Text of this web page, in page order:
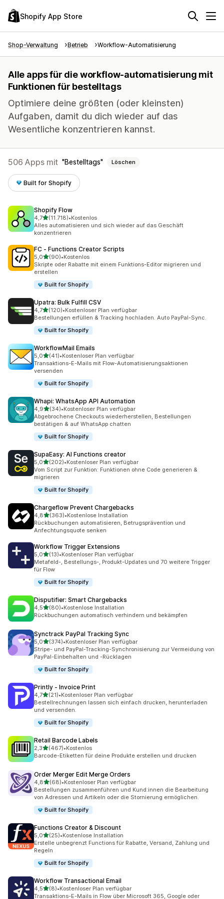
Shopify App Store
Shop-Verwaltung Betrieb Workflow-Automatisierung
Alle apps für die workflow-automatisierung mit
Funktionen für bestelltags
Optimiere deine größten (oder kleinsten)
Aufgaben, damit du dich wieder auf das
Wesentliche konzentrieren kannst.
506 Apps mit Bestelltags Löschen
Built for Shopify
Shopify Flow
4,7von 5 Sternen
(11.718)
11718 Rezensionen insgesamt
•Kostenlos
Alles automatisieren und sich wieder auf das Geschäft
konzentrieren
FC ‑ Functions Creator Scripts
5,0von 5 Sternen
(90)
90 Rezensionen insgesamt
•Kostenlos
Skripte oder Rabatte mit einem Funktions-Editor migrieren und
erstellen
Built for Shopify
Upatra: Bulk Fulfill CSV
4,7von 5 Sternen
(120)
120 Rezensionen insgesamt
•Kostenloser Plan verfügbar
Bestellungen erfüllen & Tracking hochladen. Auto PayPal-Sync.
Built for Shopify
WorkflowMail Emails
5,0von 5 Sternen
(41)
41 Rezensionen insgesamt
•Kostenloser Plan verfügbar
Transaktions-E-Mails mit Flow-Automatisierungsaktionen
versenden
Built for Shopify
Whapi: WhatsApp API Automation
4,9von 5 Sternen
(34)
34 Rezensionen insgesamt
•Kostenloser Plan verfügbar
Abgebrochene Checkouts wiederherstellen, Bestellungen
bestätigen & auf WhatsApp chatten
Built for Shopify
SupaEasy: AI Functions creator
5,0von 5 Sternen
(202)
202 Rezensionen insgesamt
•Kostenloser Plan verfügbar
Vom Script zur Funktion: Funktionen ohne Code generieren &
migrieren
Built for Shopify
Chargeflow Prevent Chargebacks
4,8von 5 Sternen
(363)
363 Rezensionen insgesamt
•Kostenlose Installation
Rückbuchungen automatisieren, Betrugsprävention und
Anfechtungsquote senken
Workflow Trigger Extensions
5,0von 5 Sternen
(13)
13 Rezensionen insgesamt
•Kostenloser Plan verfügbar
Metafeld-, Bestellungs-, Produkt-Updates und 70 weitere Trigger
für Flow
Built for Shopify
Disputifier: Smart Chargebacks
4,5von 5 Sternen
(80)
80 Rezensionen insgesamt
•Kostenlose Installation
Rückbuchungen automatisch verhindern und bekämpfen
Synctrack PayPal Tracking Sync
5,0von 5 Sternen
(374)
374 Rezensionen insgesamt
•Kostenloser Plan verfügbar
Stripe- und PayPal-Tracking-Synchronisierung zur Vermeidung von
PayPal-Einbehalten und -Rücklagen
Built for Shopify
Printly ‑ Invoice Print
4,7von 5 Sternen
(21)
21 Rezensionen insgesamt
•Kostenloser Plan verfügbar
Bestellrechnungen lassen sich einfach drucken, herunterladen
und versenden.
Built for Shopify
Retail Barcode Labels
2,3von 5 Sternen
(467)
467 Rezensionen insgesamt
•Kostenlos
Barcode-Etiketten für deine Produkte erstellen und drucken
Order Merger Edit Merge Orders
4,8von 5 Sternen
(68)
68 Rezensionen insgesamt
•Kostenloser Plan verfügbar
Bestellungen zusammenführen und Kund:innen die Bearbeitung
von Adressen und Artikeln oder die Stornierung ermöglichen.
Built for Shopify
Functions Creator & Discount
5,0von 5 Sternen
(25)
25 Rezensionen insgesamt
•Kostenlose Installation
Erstelle unbegrenzt Functions für Rabatte, Versand, Zahlung und
Regeln
Built for Shopify
Workflow Transactional Email
4,5von 5 Sternen
(8)
8 Rezensionen insgesamt
•Kostenloser Plan verfügbar
Transaktions-E-Mails in Flow über Microsoft 365, Google oder